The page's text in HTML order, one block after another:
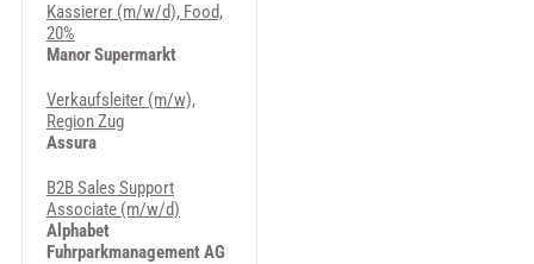
Kassierer (m/w/d), Food,
20%
Manor Supermarkt
Verkaufsleiter (m/w),
Region Zug
Assura
B2B Sales Support
Associate (m/w/d)
Alphabet
Fuhrparkmanagement AG